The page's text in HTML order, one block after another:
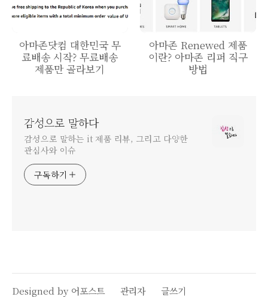
아마존닷컴 대한민국 무
료배송 시작? 무료배송
제품만 골라보기
아마존 Renewed 제품
이란? 아마존 리퍼 직구
방법
감성으로 말하다
감성으로 말하는 it 제품 리뷰, 그리고 다양한
관심사와 이슈
구독하기
Designed by 어포스트 관리자 글쓰기